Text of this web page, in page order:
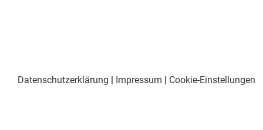
Datenschutzerklärung | Impressum | Cookie-Einstellungen